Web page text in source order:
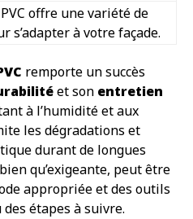
offre une variété de
s’adapter à votre façade.
remporte un succès
et son entretien
à l’humidité et aux
les dégradations et
durant de longues
qu’exigeante, peut être
appropriée et des outils
étapes à suivre.